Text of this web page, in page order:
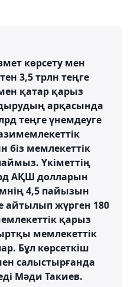
көрсету мен
3,5 трлн теңге
қатар қарыз
арқасында
теңге үнемдеуге
біз мемлекеттік
Үкіметтің
АҚШ долларын
4,5 пайызын
айтылып жүрген 180
қарыз
мемлекеттік
Бұл көрсеткіш
салыстырғанда
Мәди Такиев.